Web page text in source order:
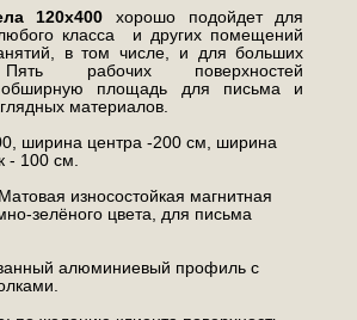
120х400 хорошо подойдет для
класса и других помещений
в том числе, и для больших
рабочих поверхностей
обширную площадь для письма и
материалов.
ширина центра -200 см, ширина
- 100 см.
износостойкая магнитная
зелёного цвета, для письма
алюминиевый профиль с